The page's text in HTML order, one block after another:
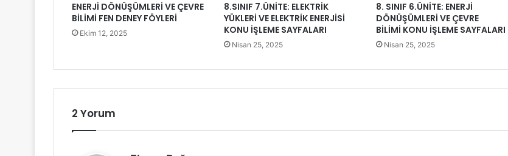
ENERJİ DÖNÜŞÜMLERİ VE ÇEVRE
BİLİMİ FEN DENEY FÖYLERİ
Ekim 12, 2025
8.SINIF 7.ÜNİTE: ELEKTRİK
YÜKLERİ VE ELEKTRİK ENERJİSİ
KONU İŞLEME SAYFALARI
Nisan 25, 2025
8. SINIF 6.ÜNİTE: ENERJİ
DÖNÜŞÜMLERİ VE ÇEVRE
BİLİMİ KONU İŞLEME SAYFALARI
Nisan 25, 2025
2 Yorum